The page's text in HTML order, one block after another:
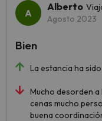
Alberto
Agosto 2023
La estancia ha
Mucho desorden
cenas mucho
buena
Bien